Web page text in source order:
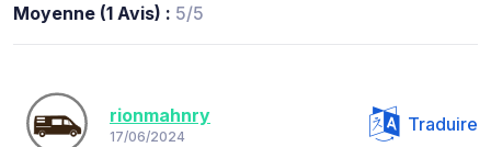
Moyenne (1 Avis) : 5/5
rionmahnry
17/06/2024
Traduire